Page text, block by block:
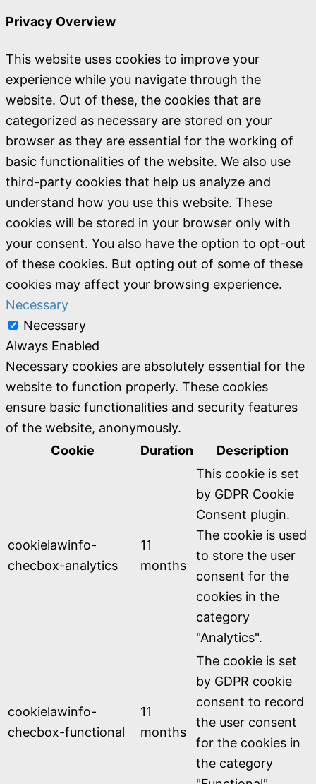
Privacy Overview
This website uses cookies to improve your
experience while you navigate through the
website. Out of these, the cookies that are
categorized as necessary are stored on your
browser as they are essential for the working of
basic functionalities of the website. We also use
third-party cookies that help us analyze and
understand how you use this website. These
cookies will be stored in your browser only with
your consent. You also have the option to opt-out
of these cookies. But opting out of some of these
cookies may affect your browsing experience.
Necessary
Necessary
Always Enabled
Necessary cookies are absolutely essential for the
website to function properly. These cookies
ensure basic functionalities and security features
of the website, anonymously.
Cookie
Duration Description
cookielawinfo-
checbox-analytics
11
months
This cookie is set
by GDPR Cookie
Consent plugin.
The cookie is used
to store the user
consent for the
cookies in the
category
"Analytics".
cookielawinfo-
checbox-functional
11
months
The cookie is set
by GDPR cookie
consent to record
the user consent
for the cookies in
the category